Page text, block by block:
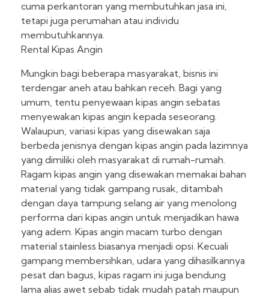
cuma perkantoran yang membutuhkan jasa ini,
tetapi juga perumahan atau individu
membutuhkannya.
Rental Kipas Angin
Mungkin bagi beberapa masyarakat, bisnis ini
terdengar aneh atau bahkan receh. Bagi yang
umum, tentu penyewaan kipas angin sebatas
menyewakan kipas angin kepada seseorang.
Walaupun, variasi kipas yang disewakan saja
berbeda jenisnya dengan kipas angin pada lazimnya
yang dimiliki oleh masyarakat di rumah-rumah.
Ragam kipas angin yang disewakan memakai bahan
material yang tidak gampang rusak, ditambah
dengan daya tampung selang air yang menolong
performa dari kipas angin untuk menjadikan hawa
yang adem. Kipas angin macam turbo dengan
material stainless biasanya menjadi opsi. Kecuali
gampang membersihkan, udara yang dihasilkannya
pesat dan bagus, kipas ragam ini juga bendung
lama alias awet sebab tidak mudah patah maupun